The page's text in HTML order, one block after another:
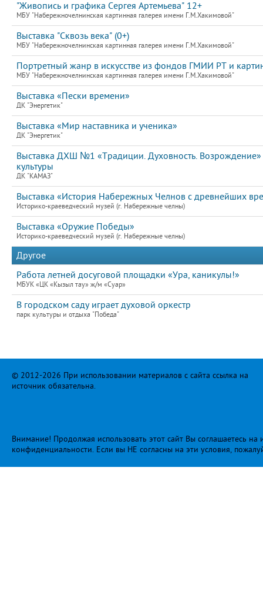
"Живопись и графика Сергея Артемьева" 12+
МБУ "Набережночелнинская картинная галерея имени Г.М.Хакимовой"
Выставка "Сквозь века" (0+)
МБУ "Набережночелнинская картинная галерея имени Г.М.Хакимовой"
Портретный жанр в искусстве из фондов ГМИИ РТ и
МБУ "Набережночелнинская картинная галерея имени Г.М.Хакимовой"
Выставка «Пески времени»
ДК "Энергетик"
Выставка «Мир наставника и ученика»
ДК "Энергетик"
Выставка ДХШ №1 «Традиции. Духовность.
культуры
ДК "КАМАЗ"
Выставка «История Набережных Челнов с древнейших
Историко-краеведческий музей (г. Набережные челны)
Выставка «Оружие Победы»
Историко-краеведческий музей (г. Набережные челны)
Другое
Работа летней досуговой площадки «Ура, каникулы!»
МБУК «ЦК «Кызыл тау» ж/м «Суар»
В городском саду играет духовой оркестр
парк культуры и отдыха "Победа"
© 2012-2026 При использовании материалов с сайта ссылка на
источник обязательна.
Внимание! Продолжая использовать этот сайт Вы соглашаетесь
конфиденциальности. Если вы НЕ согласны на эти условия,